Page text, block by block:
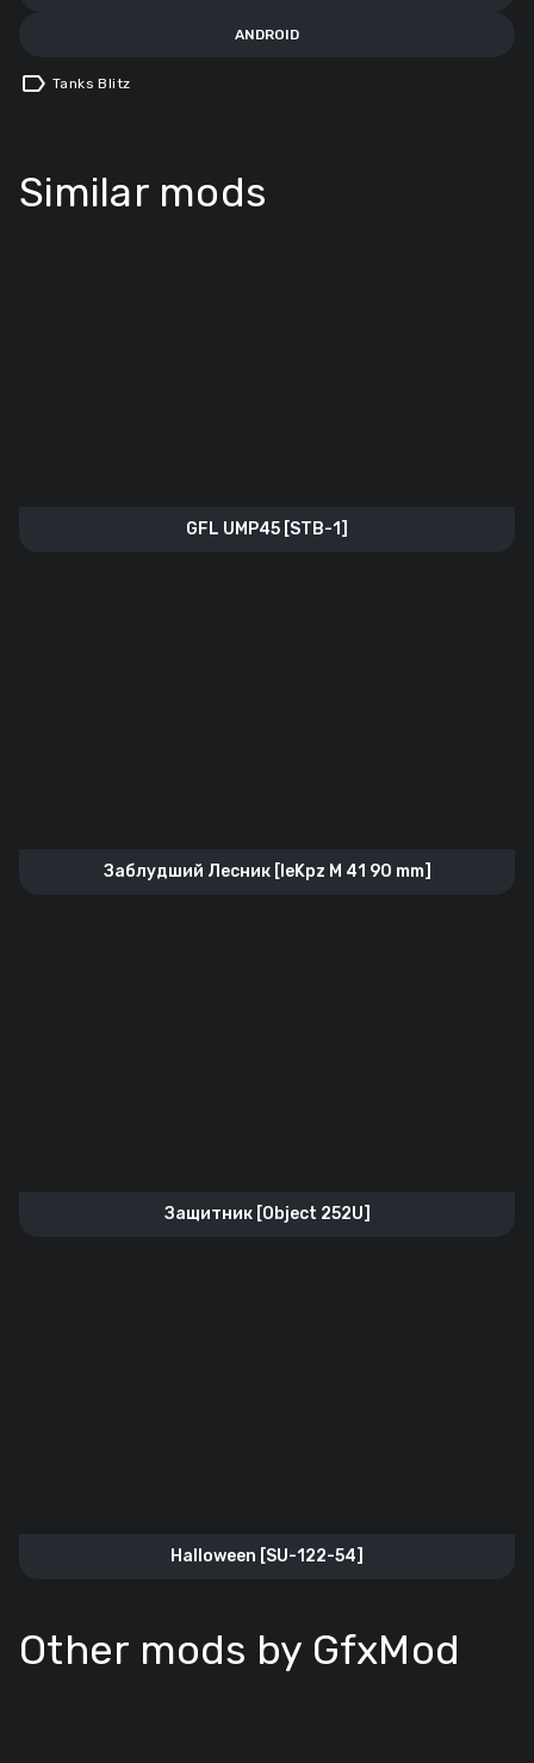
ANDROID
label Tanks Blitz
Similar mods
GFL UMP45 [STB-1]
Заблудший Лесник [leKpz M 41 90 mm]
Защитник [Object 252U]
Halloween [SU-122-54]
Other mods by GfxMod